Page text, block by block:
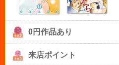
0円作品あり
来店ポイント